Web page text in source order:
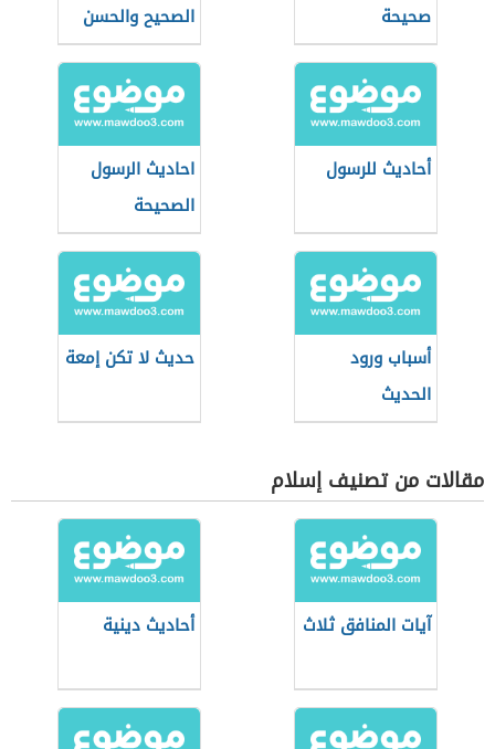
صحيحة
الصحيح والحسن
أحاديث للرسول
احاديث الرسول
الصحيحة
أسباب ورود
الحديث
حديث لا تكن إمعة
مقالات من تصنيف إسلام
آيات المنافق ثلاث أحاديث دينية